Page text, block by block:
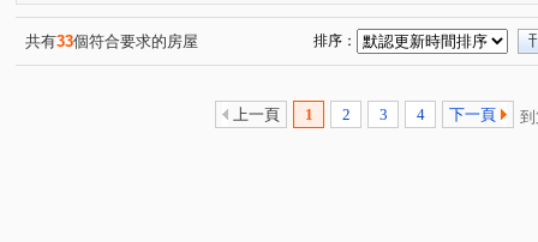
蘭州街(1) 康福街(1) 坑子口(1) 安宅一街(1) 興安街
中正五街(1) (1) 安宅三街(1) 光復東路 (2)
明新街(1)
共有33個符合要求的房屋 排序：
上一頁 1 2 3 4 下一頁